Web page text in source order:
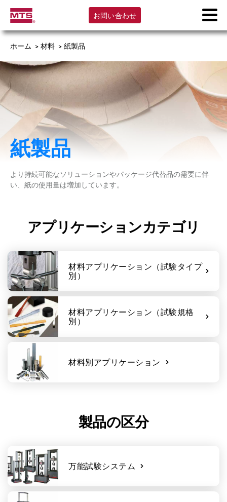
お問い合わせ
ホーム >材料 > 紙製品
紙製品
より持続可能なソリューションやパッケージ代替品の需要に伴
い、紙の使用量は増加しています。
アプリケーションカテゴリ
材料アプリケーション（試験タイプ
別）
材料アプリケーション（試験規格
別）
材料別アプリケーション
製品の区分
万能試験システム